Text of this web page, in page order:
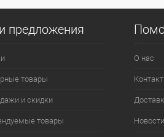
предложения
товары
и скидки
товары
О нас
Новости